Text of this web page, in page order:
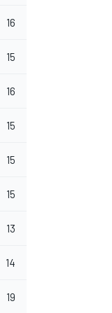
16
15
16
15
15
15
13
14
19